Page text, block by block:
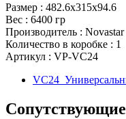
Размер : 482.6х315х94.6
Вес : 6400 гр
Производитель : Novastar
Количество в коробке : 1
Артикул : VP-VC24